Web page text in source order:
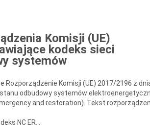
Komisji (UE)
kodeks sieci
systemów
Rozporządzenie Komisji (UE) 2017/2196 z
odbudowy systemów
and restoration). Tekst
NC ER...